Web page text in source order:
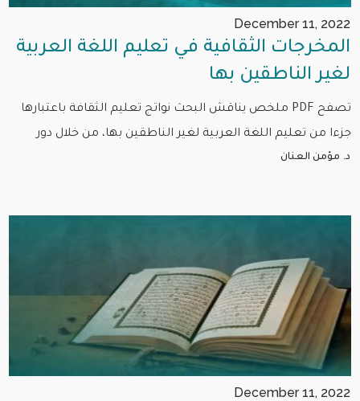
December 11, 2022
المخرجات الثقافية في تعليم اللغة العربية
لغير الناطقين بها
تصفح PDF ملخص يناقش البحث نواتج تعليم الثقافة باعتبارها
جزءا من تعليم اللغة العربية لغير الناطقين بها، من خلال دور
د. مؤمن العنان
December 11, 2022